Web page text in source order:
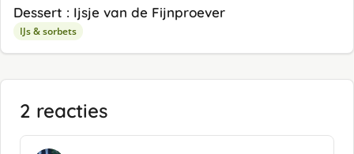
Dessert : Ijsje van de Fijnproever
IJs & sorbets
2 reacties